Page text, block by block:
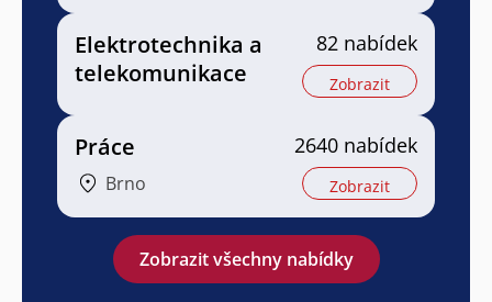
Elektrotechnika a
telekomunikace
82 nabídek
Zobrazit
Práce
Brno
2640 nabídek
Zobrazit
Zobrazit všechny nabídky